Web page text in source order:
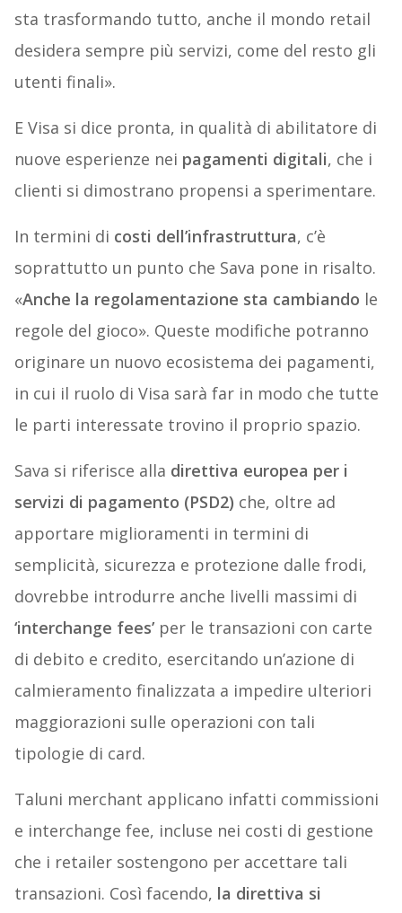
sta trasformando tutto, anche il mondo retail
desidera sempre più servizi, come del resto gli
utenti finali».
E Visa si dice pronta, in qualità di abilitatore di
nuove esperienze nei pagamenti digitali, che i
clienti si dimostrano propensi a sperimentare.
In termini di costi dell’infrastruttura, c’è
soprattutto un punto che Sava pone in risalto.
«Anche la regolamentazione sta cambiando le
regole del gioco». Queste modifiche potranno
originare un nuovo ecosistema dei pagamenti,
in cui il ruolo di Visa sarà far in modo che tutte
le parti interessate trovino il proprio spazio.
Sava si riferisce alla direttiva europea per i
servizi di pagamento (PSD2) che, oltre ad
apportare miglioramenti in termini di
semplicità, sicurezza e protezione dalle frodi,
dovrebbe introdurre anche livelli massimi di
‘interchange fees’per le transazioni con carte
di debito e credito, esercitando un’azione di
calmieramento finalizzata a impedire ulteriori
maggiorazioni sulle operazioni con tali
tipologie di card.
Taluni merchant applicano infatti commissioni
e interchange fee, incluse nei costi di gestione
che i retailer sostengono per accettare tali
transazioni. Così facendo, la direttiva si